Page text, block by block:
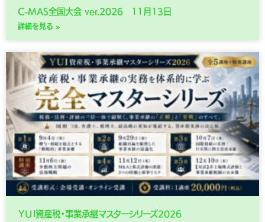
C-MAS全国大会 ver.2026 11月13日
詳細を見る »
ＹＵＩ資産税・事業承継マスターシリーズ2026